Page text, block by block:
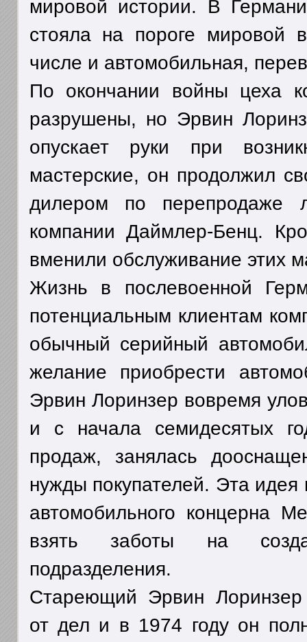
мировой истории. В
стояла на пороге мировой
числе и автомобильная,
По окончании войны цеха
разрушены, но Эрвин
опускает руки при
мастерские, он продолжил
дилером по перепродаже
компании Даймлер-Бенц.
вменили обслуживание этих
Жизнь в послевоенной
потенциальным клиентам
обычный серийный
желание приобрести
Эрвин Лоринзер вовремя
и с начала семидесятых
продаж, занялась
нужды покупателей. Эта идея
автомобильного концерна
взять заботы на
подразделения.
Стареющий Эрвин Лоринзер
от дел и в 1974 году он